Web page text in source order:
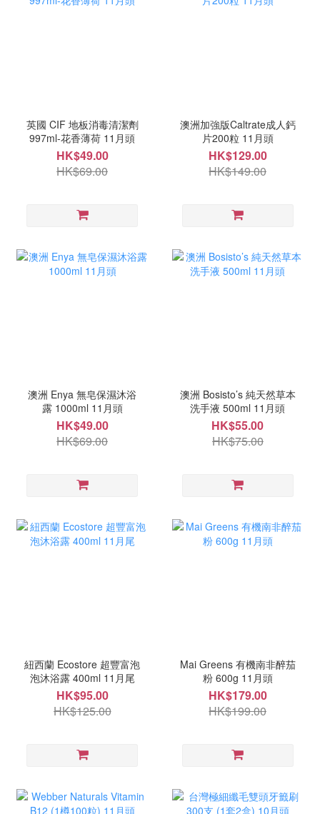
英國 CIF 地板消毒清潔劑
997ml-花香薄荷 11月頭
HK$49.00
HK$69.00
澳洲加強版Caltrate成人鈣
片200粒 11月頭
HK$129.00
HK$149.00
澳洲 Enya 無皂保濕沐浴
露 1000ml 11月頭
HK$49.00
HK$69.00
澳洲 Bosisto’s 純天然草本
洗手液 500ml 11月頭
HK$55.00
HK$75.00
紐西蘭 Ecostore 超豐富泡
泡沐浴露 400ml 11月尾
HK$95.00
HK$125.00
Mai Greens 有機南非醉茄
粉 600g 11月頭
HK$179.00
HK$199.00